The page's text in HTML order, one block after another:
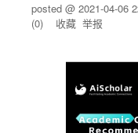
posted @ 2021-04-06
(0) 收藏 举报